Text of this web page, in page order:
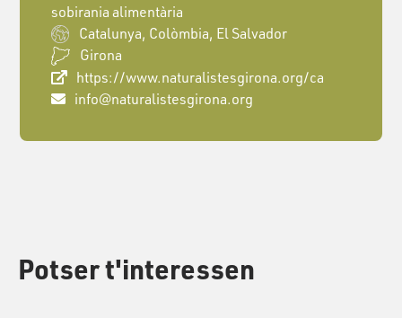
sobirania alimentària
Catalunya, Colòmbia, El Salvador
Girona
https://www.naturalistesgirona.org/ca
info@naturalistesgirona.org
Potser t'interessen